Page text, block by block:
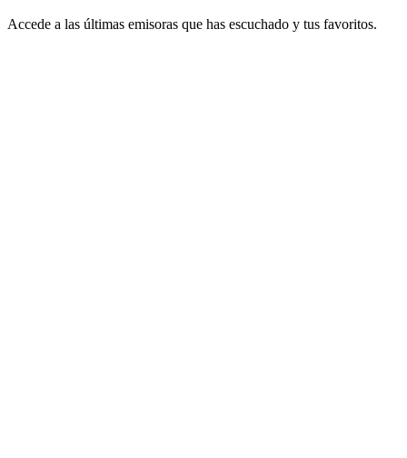
Accede a las últimas emisoras que has escuchado y tus favoritos.